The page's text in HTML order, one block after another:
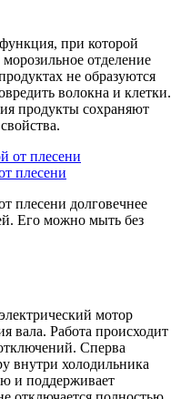
при которой
отделение
не образуются
волокна и клетки.
продукты сохраняют
плесени
плесени долговечнее
Его можно мыть без
мотор
вала. Работа происходит
Сперва
внутри холодильника
и поддерживает